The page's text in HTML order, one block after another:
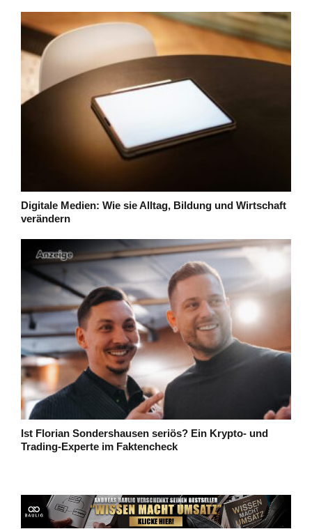
Digitale Medien: Wie sie Alltag, Bildung und Wirtschaft
verändern
Ist Florian Sondershausen seriös? Ein Krypto- und
Trading-Experte im Faktencheck